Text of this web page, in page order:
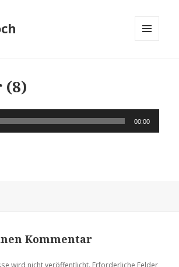
(8)
00:00
Kommentar
wird nicht veröffentlicht. Erforderliche Felder